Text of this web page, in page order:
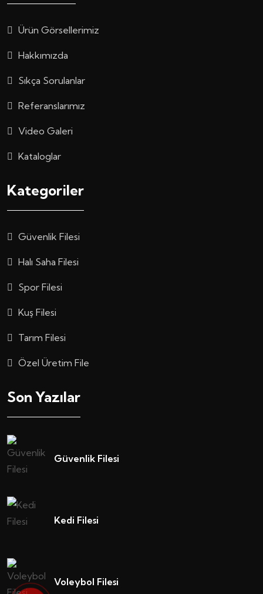
Ürün Görsellerimiz
Hakkımızda
Sıkça Sorulanlar
Referanslarımız
Video Galeri
Kataloglar
Kategoriler
Güvenlik Filesi
Halı Saha Filesi
Spor Filesi
Kuş Filesi
Tarım Filesi
Özel Üretim File
Son Yazılar
Güvenlik Filesi
Kedi Filesi
Voleybol Filesi